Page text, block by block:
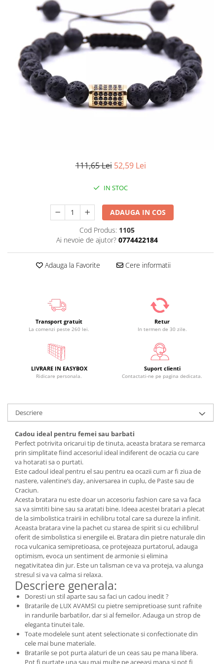
111,65 Lei 52,59 Lei
IN STOC
ADAUGA IN COS
Cod Produs: 1105
Ai nevoie de ajutor? 0774422184
Adauga la Favorite Cere informatii
Transport gratuit
La comenzi peste 260 lei.
Retur
In termen de 30 zile.
LIVRARE IN EASYBOX
Ridicare personala.
Suport clienti
Contactati-ne pe pagina dedicata.
Descriere
Cadou ideal pentru femei sau barbati
Perfect potrivita oricarui tip de tinuta, aceasta bratara se remarca
prin simplitate fiind accesoriul ideal indiferent de ocazia cu care
va hotarati sa o purtati.
Este cadoul ideal pentru el sau pentru ea ocazii cum ar fi ziua de
nastere, valentine’s day, aniversarea in cuplu, de Paste sau de
Craciun.
Acesta bratara nu este doar un accesoriu fashion care sa va faca
sa va simtiti bine sau sa aratati bine. Ideea acestei bratari a plecat
de la simbolistica trairii in echilibru total care sa dureze la infinit.
Aceasta bratara vine la pachet cu starea de spirit si cu echilibrul
oferit de simbolistica si energiile ei. Bratara din pietre naturale din
roca vulcanica semipretioasa, ce protejeaza purtatorul, adauga
optimism, evoca un sentiment de armonie si elimina
negativitatea din jur. Este un talisman ce va va proteja, va alunga
stresul si va va calma si relaxa.
Descriere generala:
Doresti un stil aparte sau sa faci un cadou inedit ?
Bratarile de LUX AVAMSI cu pietre semipretioase sunt rafnite
in randurile barbatilor, dar si al femeilor. Adauga un strop de
eleganta tinutei tale.
Toate modelele sunt atent selectionate si confectionate din
cele mai bune materiale.
Bratarile se pot purta alaturi de un ceas sau pe mana libera.
Pot fi purtate una sau mai multe pe aceeasi mana si pot fi